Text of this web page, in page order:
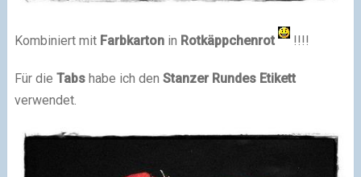
Kombiniert mit Farbkarton in Rotkäppchenrot !!!!
Für die Tabs habe ich den Stanzer Rundes Etikett
verwendet.